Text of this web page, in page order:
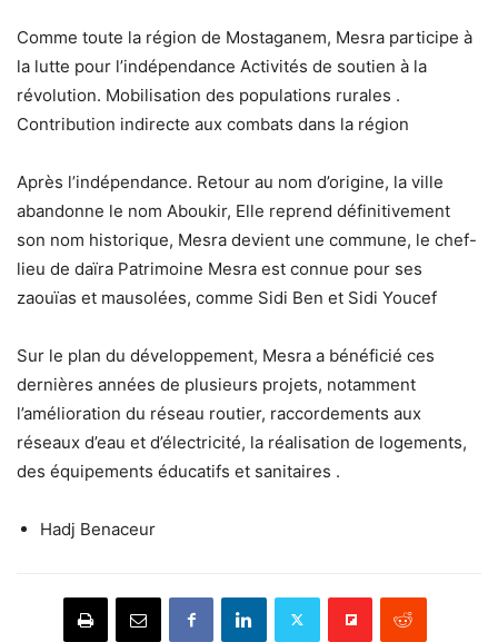
Comme toute la région de Mostaganem, Mesra participe à
la lutte pour l’indépendance Activités de soutien à la
révolution. Mobilisation des populations rurales .
Contribution indirecte aux combats dans la région
Après l’indépendance. Retour au nom d’origine, la ville
abandonne le nom Aboukir, Elle reprend définitivement
son nom historique, Mesra devient une commune, le chef-
lieu de daïra Patrimoine Mesra est connue pour ses
zaouïas et mausolées, comme Sidi Ben et Sidi Youcef
Sur le plan du développement, Mesra a bénéficié ces
dernières années de plusieurs projets, notamment
l’amélioration du réseau routier, raccordements aux
réseaux d’eau et d’électricité, la réalisation de logements,
des équipements éducatifs et sanitaires .
Hadj Benaceur